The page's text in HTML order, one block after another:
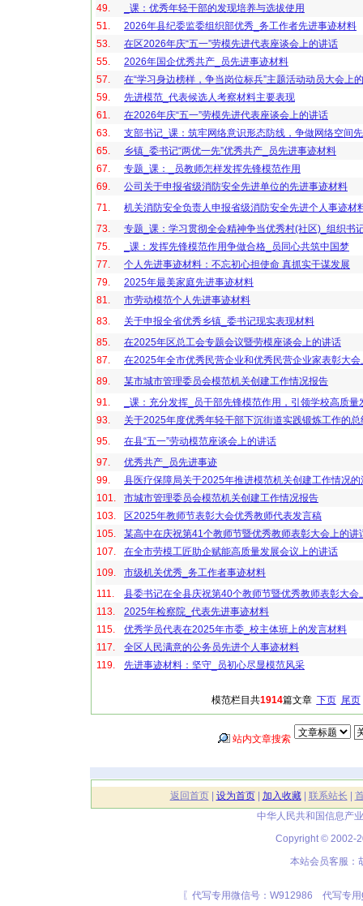
49.
_课：优秀年轻干部的发现培养与选拔使用
51.
2026年县纪委监委组织部优秀_务工作者先进事迹材料
53.
在区2026年庆“五一”劳模先进代表座谈会上的讲话
55.
2026年国企优秀共产_员先进事迹材料
57.
在“学习身边榜样，争当岗位标兵”主题活动动员大会上
59.
先进模范_代表候选人考察材料主要表现
61.
在2026年庆“五一”劳模先进代表座谈会上的讲话
63.
支部书记_课：筑牢网络意识形态防线，争做网络空间
65.
乡镇_委书记“两优一先”优秀共产_员先进事迹材料
67.
专题_课：_员教师怎样发挥先锋模范作用
69.
公司关于申报省级消防安全先进单位的先进事迹材料
71.
机关消防安全负责人申报省级消防安全先进个人事迹材
73.
专题_课：学习贯彻全会精神争当优秀村(社区)_组织书
75.
_课：发挥先锋模范作用争做合格_员同心共筑中国梦
77.
个人先进事迹材料：不忘初心担使命 真抓实干谋发展
79.
2025年最美家庭先进事迹材料
81.
市劳动模范个人先进事迹材料
83.
关于申报全省优秀乡镇_委书记现实表现材料
85.
在2025年区总工会专题会议暨劳模座谈会上的讲话
87.
在2025年全市优秀民营企业和优秀民营企业家表彰大会
89.
某市城市管理委员会模范机关创建工作情况报告
91.
_课：充分发挥_员干部先锋模范作用，引领学校高质量
93.
关于2025年度优秀年轻干部下沉街道实践锻炼工作的总
95.
在县“五一”劳动模范座谈会上的讲话
97.
优秀共产_员先进事迹
99.
县医疗保障局关于2025年推进模范机关创建工作情况的
101.
市城市管理委员会模范机关创建工作情况报告
103.
区2025年教师节表彰大会优秀教师代表发言稿
105.
某高中在庆祝第41个教师节暨优秀教师表彰大会上的讲
107.
在全市劳模工匠助企赋能高质量发展会议上的讲话
109.
市级机关优秀_务工作者事迹材料
111.
县委书记在全县庆祝第40个教师节暨优秀教师表彰大会
113.
2025年检察院_代表先进事迹材料
115.
优秀学员代表在2025年市委_校主体班上的发言材料
117.
全区人民满意的公务员先进个人事迹材料
119.
先进事迹材料：坚守_员初心尽显模范风采
模范栏目共1914篇文章 下页 尾页
站内文章搜索
返回首页| 设为首页| 加入收藏| 联系站长
中华人民共和国信息产
Copyright © 2002-
本站会员客服：
〖代写专用微信号：W912986 代写专用